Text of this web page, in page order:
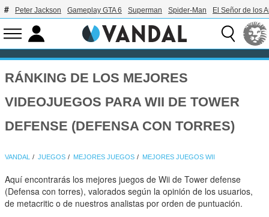
Peter Jackson Gameplay GTA 6 Superman Spider-Man El Señor de los
RÁNKING DE LOS MEJORES
VIDEOJUEGOS PARA WII DE TOWER
DEFENSE (DEFENSA CON TORRES)
VANDAL JUEGOS MEJORES JUEGOS MEJORES JUEGOS WII
Aquí encontrarás los mejores juegos de Wii de Tower defense
(Defensa con torres), valorados según la opinión de los usuarios,
de metacritic o de nuestros analistas por orden de puntuación.